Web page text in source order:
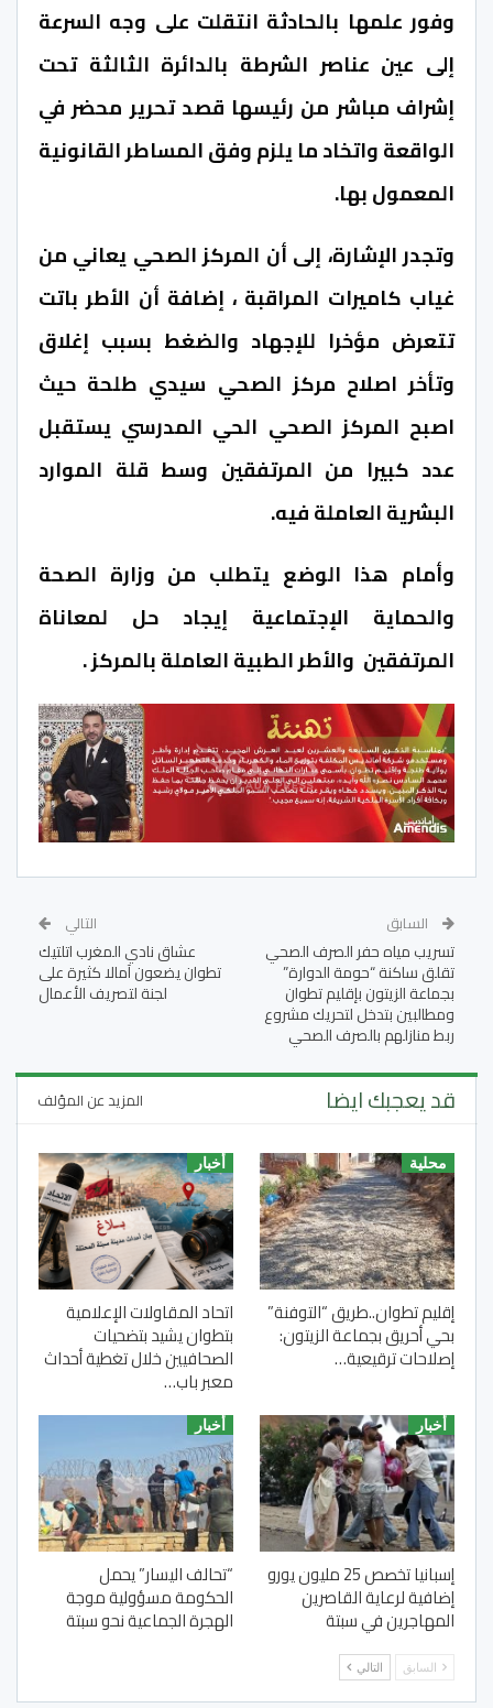
وفور علمها بالحادثة انتقلت على وجه السرعة
إلى عين عناصر الشرطة بالدائرة الثالثة تحت
إشراف مباشر من رئيسها قصد تحرير محضر في
الواقعة واتخاد ما يلزم وفق المساطر القانونية
المعمول بها.
وتجدر الإشارة، إلى أن المركز الصحي يعاني من
غياب كاميرات المراقبة ، إضافة أن الأطر باتت
تتعرض مؤخرا للإجهاد والضغط بسبب إغلاق
وتأخر اصلاح مركز الصحي سيدي طلحة حيث
اصبح المركز الصحي الحي المدرسي يستقبل
عدد كبيرا من المرتفقين وسط قلة الموارد
البشرية العاملة فيه.
وأمام هذا الوضع يتطلب من وزارة الصحة
والحماية الإجتماعية إيجاد حل لمعاناة
المرتفقين والأطر الطبية العاملة بالمركز .
السابق
تسريب مياه حفر الصرف الصحي
تقلق ساكنة “حومة الدوارة”
بجماعة الزيتون بإقليم تطوان
ومطالبين بتدخل لتحريك مشروع
ربط منازلهم بالصرف الصحي
التالي
عشاق نادي المغرب اتلتيك
تطوان يضعون آمالا كثيرة على
لجنة لتصريف الأعمال
قد يعجبك ايضا المزيد عن المؤلف
محلية
إقليم تطوان..طريق “التوفنة”
بحي أحريق بجماعة الزيتون:
إصلاحات ترقيعية…
أخبار
اتحاد المقاولات الإعلامية
بتطوان يشيد بتضحيات
الصحافيين خلال تغطية أحداث
معبر باب…
أخبار
إسبانيا تخصص 25 مليون يورو
إضافية لرعاية القاصرين
المهاجرين في سبتة
أخبار
“تحالف اليسار” يحمل
الحكومة مسؤولية موجة
الهجرة الجماعية نحو سبتة
السابق التالي